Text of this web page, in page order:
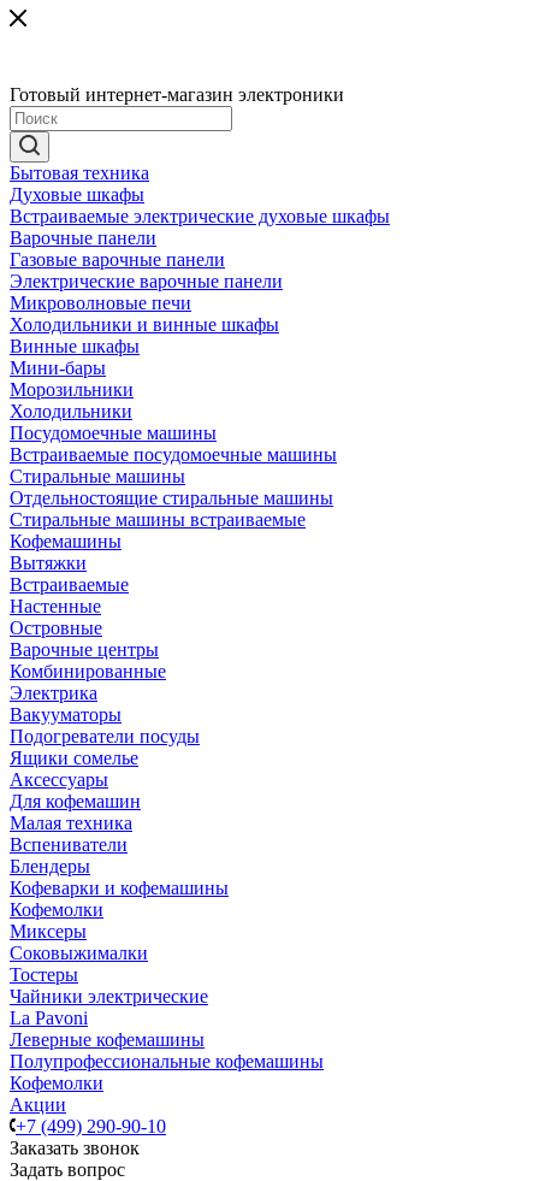
Готовый интернет-магазин электроники
Бытовая техника
Духовые шкафы
Встраиваемые электрические духовые шкафы
Варочные панели
Газовые варочные панели
Электрические варочные панели
Микроволновые печи
Холодильники и винные шкафы
Винные шкафы
Мини-бары
Морозильники
Холодильники
Посудомоечные машины
Встраиваемые посудомоечные машины
Стиральные машины
Отдельностоящие стиральные машины
Стиральные машины встраиваемые
Кофемашины
Вытяжки
Встраиваемые
Настенные
Островные
Варочные центры
Комбинированные
Электрика
Вакууматоры
Подогреватели посуды
Ящики сомелье
Аксессуары
Для кофемашин
Малая техника
Вспениватели
Блендеры
Кофеварки и кофемашины
Кофемолки
Миксеры
Соковыжималки
Тостеры
Чайники электрические
La Pavoni
Леверные кофемашины
Полупрофессиональные кофемашины
Кофемолки
Акции
+7 (499) 290-90-10
Заказать звонок
Задать вопрос